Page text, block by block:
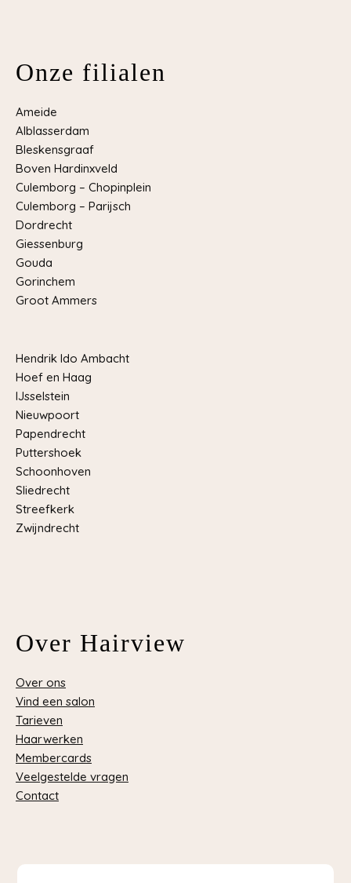
Onze filialen
Ameide
Alblasserdam
Bleskensgraaf
Boven Hardinxveld
Culemborg – Chopinplein
Culemborg – Parijsch
Dordrecht
Giessenburg
Gouda
Gorinchem
Groot Ammers
Hendrik Ido Ambacht
Hoef en Haag
IJsselstein
Nieuwpoort
Papendrecht
Puttershoek
Schoonhoven
Sliedrecht
Streefkerk
Zwijndrecht
Over Hairview
Over ons
Vind een salon
Tarieven
Haarwerken
Membercards
Veelgestelde vragen
Contact